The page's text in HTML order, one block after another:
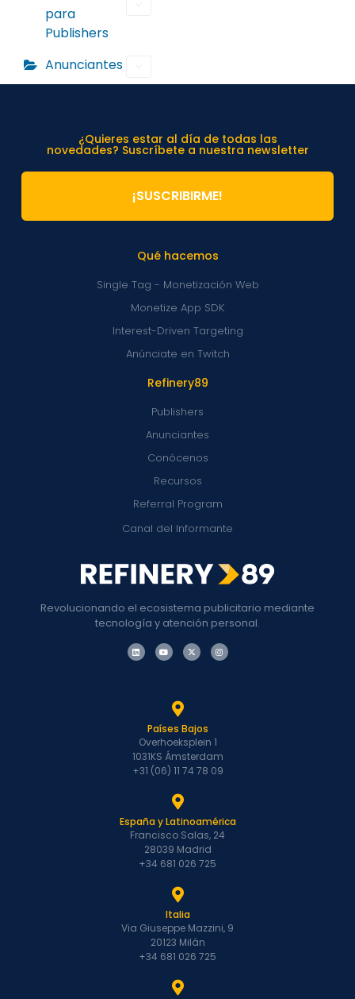
para
Publishers
Anunciantes
Revolucionando el ecosistema publicitario mediante
tecnología y atención personal.
Refinery89
Publishers
Anunciantes
Conócenos
Recursos
Referral Program
Canal del Informante
Qué hacemos
Single Tag - Monetización Web
Monetize App SDK
Interest-Driven Targeting
Anúnciate en Twitch
¿Quieres estar al día de todas las
novedades? Suscríbete a nuestra newsletter
¡SUSCRIBIRME!
Países Bajos
Overhoeksplein 1
1031KS Ámsterdam
+31 (06) 11 74 78 09
España y Latinoamérica
Francisco Salas, 24
28039 Madrid
+34 681 026 725
Italia
Via Giuseppe Mazzini, 9
20123 Milán
+34 681 026 725